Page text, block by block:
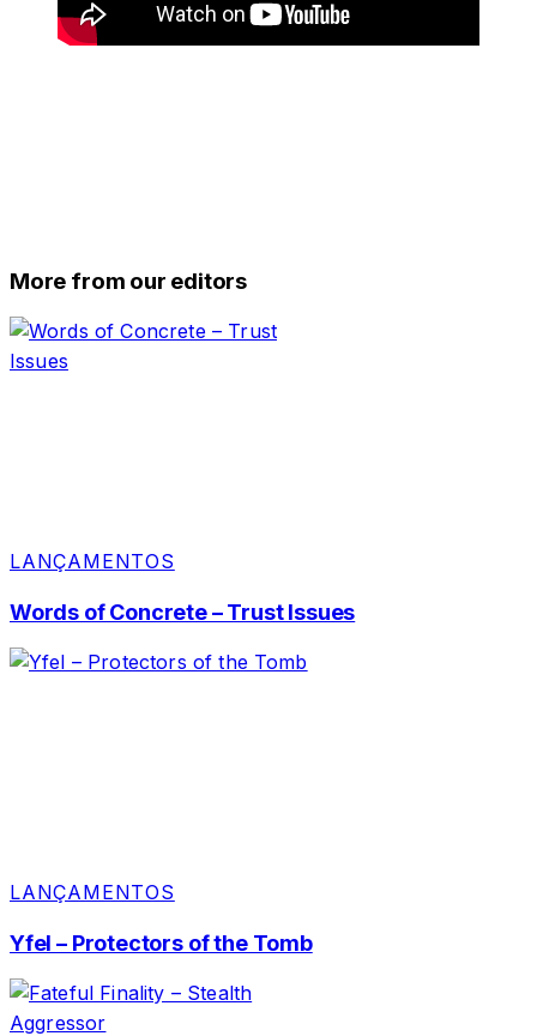
More from our editors
LANÇAMENTOS
Words of Concrete – Trust Issues
LANÇAMENTOS
Yfel – Protectors of the Tomb